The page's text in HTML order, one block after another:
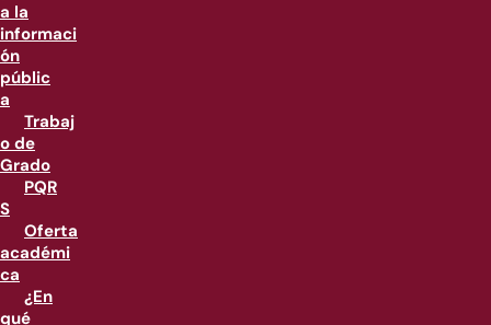
a la
informaci
ón
públic
a
Trabaj
o de
Grado
PQR
S
Oferta
académi
ca
¿En
qué